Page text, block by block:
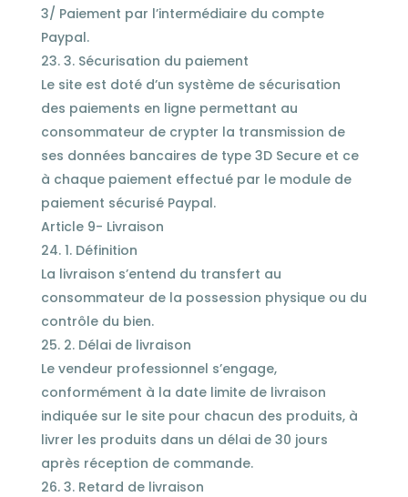
3/ Paiement par l’intermédiaire du compte
Paypal.
3. Sécurisation du paiement
Le site est doté d’un système de sécurisation
des paiements en ligne permettant au
consommateur de crypter la transmission de
ses données bancaires de type 3D Secure et ce
à chaque paiement effectué par le module de
paiement sécurisé Paypal.
Article 9- Livraison
1. Définition
La livraison s’entend du transfert au
consommateur de la possession physique ou du
contrôle du bien.
2. Délai de livraison
Le vendeur professionnel s’engage,
conformément à la date limite de livraison
indiquée sur le site pour chacun des produits, à
livrer les produits dans un délai de 30 jours
après réception de commande.
3. Retard de livraison